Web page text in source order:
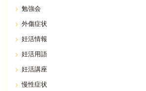
勉強会
外傷症状
妊活情報
妊活用語
妊活講座
慢性症状